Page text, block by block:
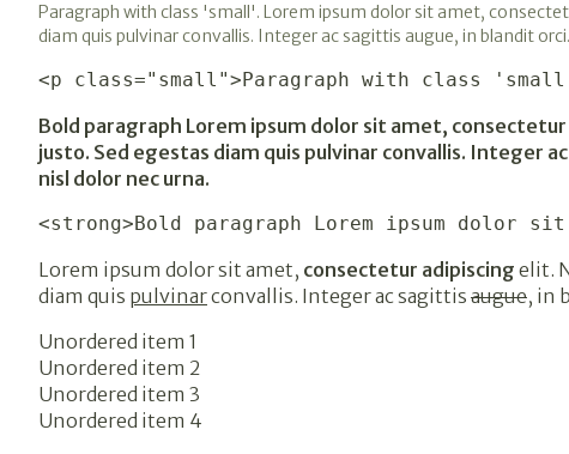
Paragraph with class 'small'. Lorem ipsum dolor sit amet,
diam quis pulvinar convallis. Integer ac sagittis augue, in blandit
<p class="small">Paragraph with class
Bold paragraph Lorem ipsum dolor sit amet,
justo. Sed egestas diam quis pulvinar convallis. Integer
nisl dolor nec urna.
<strong>Bold paragraph Lorem ipsum dolor
Lorem ipsum dolor sit amet, consectetur adipiscing elit.
diam quis pulvinarconvallis. Integer ac sagittis augue, in
Unordered item 1
Unordered item 2
Unordered item 3
Unordered item 4